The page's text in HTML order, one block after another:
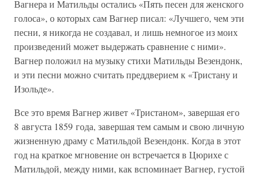
Вагнера и Матильды остались «Пять песен для женского
голоса», о которых сам Вагнер писал: «Лучшего, чем эти
песни, я никогда не создавал, и лишь немногое из моих
произведений может выдержать сравнение с ними».
Вагнер положил на музыку стихи Матильды Везендонк,
и эти песни можно считать преддверием к «Тристану и
Изольде».
Все это время Вагнер живет «Тристаном», завершая его
8 августа 1859 года, завершая тем самым и свою личную
жизненную драму с Матильдой Везендонк. Когда в этот
год на краткое мгновение он встречается в Цюрихе с
Матильдой, между ними, как вспоминает Вагнер, густой